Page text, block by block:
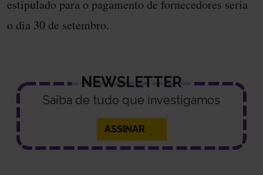
estipulado para o pagamento de fornecedores seria
o dia 30 de setembro.
NEWSLETTER
Saiba de tudo que investigamos
ASSINAR